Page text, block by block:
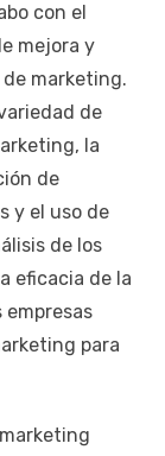
con el
mejora y
marketing.
de
la
de
y el uso de
de los
eficacia de la
para